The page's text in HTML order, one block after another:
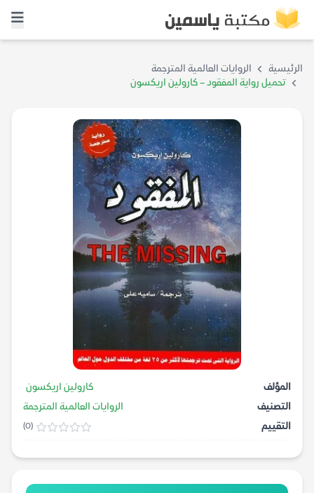
الرئيسية
الروايات العالمية المترجمة
تحميل رواية المفقود – كارولين اريكسون
المؤلف
كارولين اريكسون
التصنيف
الروايات العالمية المترجمة
التقييم
(0)